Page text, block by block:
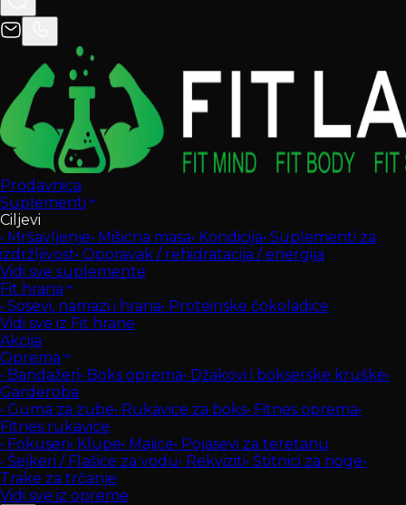
Prodavnica
Suplementi
Ciljevi
• Mršavljenje• Mišićna masa• Kondicija• Suplementi za
izdržljivost• Oporavak / rehidratacija / energija
Vidi sve suplemente
Fit hrana
• Sosevi, namazi i hrana• Proteinske čokoladice
Vidi sve iz Fit hrane
Akcija
Oprema
• Bandažeri• Boks oprema• Džakovi i bokserske kruške•
Garderoba
• Guma za zube• Rukavice za boks• Fitnes oprema•
Fitnes rukavice
• Fokuseri• Klupe• Majice• Pojasevi za teretanu
• Šejkeri / Flašice za vodu• Rekviziti• Štitnici za noge•
Trake za trčanje
Vidi sve iz opreme